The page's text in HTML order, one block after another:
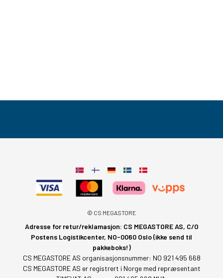
© CS MEGASTORE
Adresse for retur/reklamasjon: CS MEGASTORE AS, C/O
Postens Logistikcenter, NO-0060 Oslo (ikke send til
pakkeboks!)
CS MEGASTORE AS organisasjonsnummer: NO 921 495 668
CS MEGASTORE AS er registrert i Norge med repræsentant